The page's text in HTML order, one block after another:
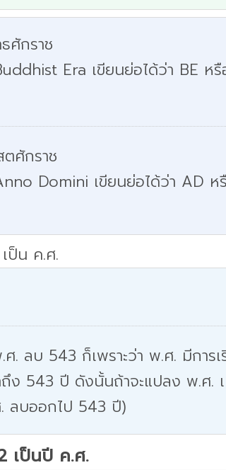
ศักราช
Era เขียนย่อได้ว่า BE ห
ศักราช
Domini เขียนย่อได้ว่า AD ห
ป็น ค.ศ.
. ลบ 543 ก็เพราะว่า พ.ศ. มีการเ
ถึง 543 ปี ดังนั้นถ้าจะแปลง พ.ศ.
ลบออกไป 543 ปี)
เป็นปี ค.ศ.